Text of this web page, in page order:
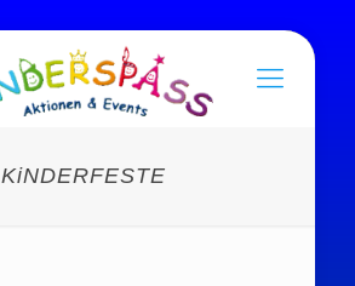
KiNDERFESTE